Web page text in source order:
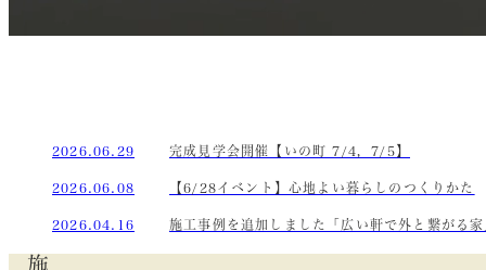
2026.06.29 完成見学会開催【いの町 7/4，7/5】
2026.06.08 【6/28イベント】心地よい暮らしのつくりかた
2026.04.16 施工事例を追加しました「広い軒で外と繋がる